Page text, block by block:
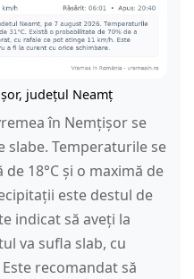
județul Neamț
în Nemțișor se
slabe. Temperaturile se
18°C și o maximă de
este destul de
indicat să aveți la
va sufla slab, cu
recomandat să